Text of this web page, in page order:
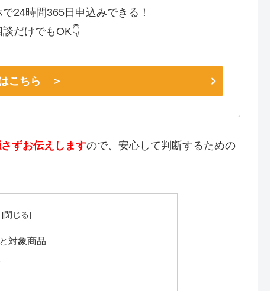
で24時間365日申込みできる！
だけでもOK👇
こちら ＞
ずお伝えしますので、安心して判断するための
対象商品